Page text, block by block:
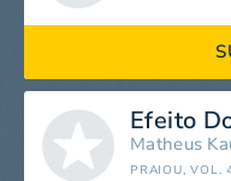
Efeito
Matheus
PRAIOU, VOL.